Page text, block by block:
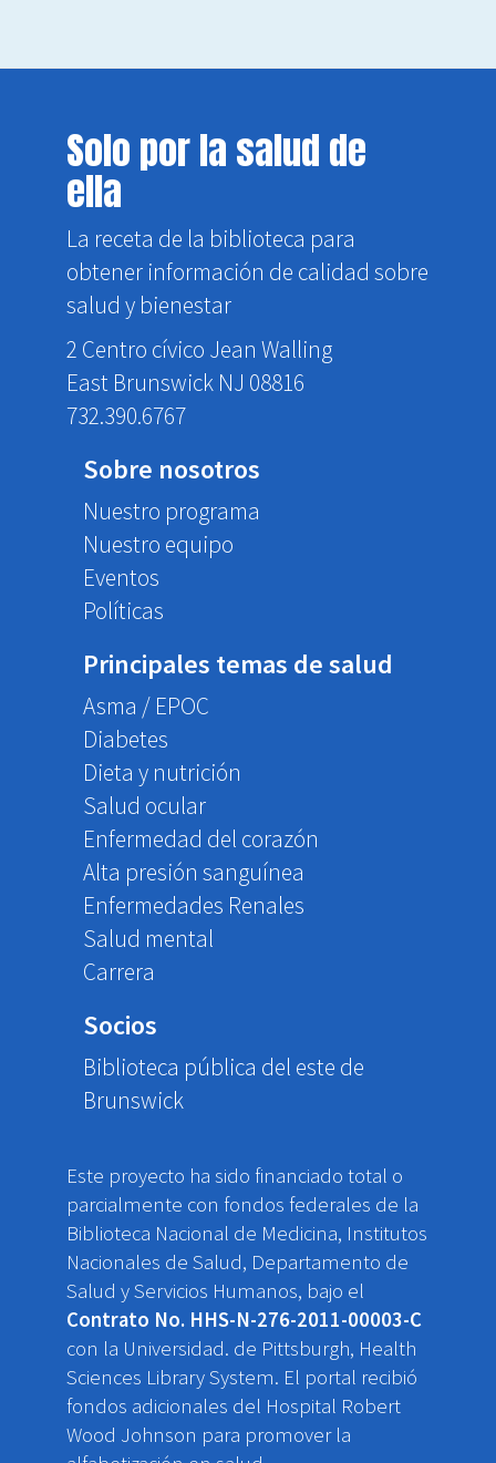
Solo por la salud de
ella
La receta de la biblioteca para
obtener información de calidad sobre
salud y bienestar
2 Centro cívico Jean Walling
East Brunswick NJ 08816
732.390.6767
Sobre nosotros
Nuestro programa
Nuestro equipo
Eventos
Políticas
Principales temas de salud
Asma / EPOC
Diabetes
Dieta y nutrición
Salud ocular
Enfermedad del corazón
Alta presión sanguínea
Enfermedades Renales
Salud mental
Carrera
Socios
Biblioteca pública del este de
Brunswick
Este proyecto ha sido financiado total o
parcialmente con fondos federales de la
Biblioteca Nacional de Medicina, Institutos
Nacionales de Salud, Departamento de
Salud y Servicios Humanos, bajo el
Contrato No. HHS-N-276-2011-00003-C
con la Universidad. de Pittsburgh, Health
Sciences Library System. El portal recibió
fondos adicionales del Hospital Robert
Wood Johnson para promover la